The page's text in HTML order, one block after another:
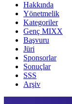
Hakkında
Yönetmelik
Kategoriler
Genç MIXX
Başvuru
Jüri
Sponsorlar
Sonuçlar
SSS
Arşiv